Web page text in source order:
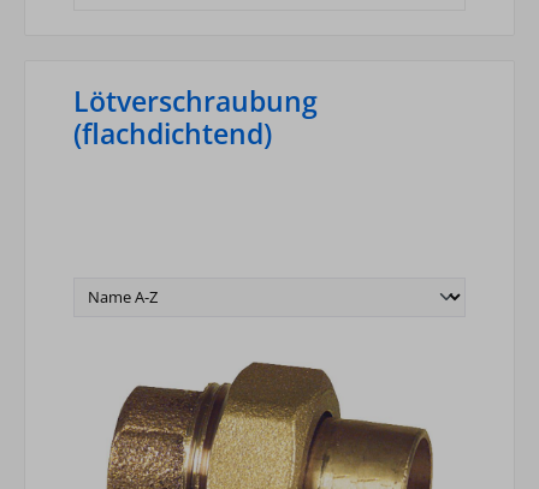
Lötverschraubung
(flachdichtend)